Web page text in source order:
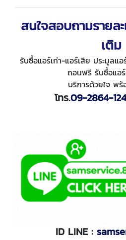
สนใจสอบถามรายล
เติม
รับซื้อแอร์เก่า-แอร์เสีย ประมูลแอ
ถอนฟรี รับซื้อแอ
บริการด้วยใจ พร้
โทร.09-2864-
ID LINE :